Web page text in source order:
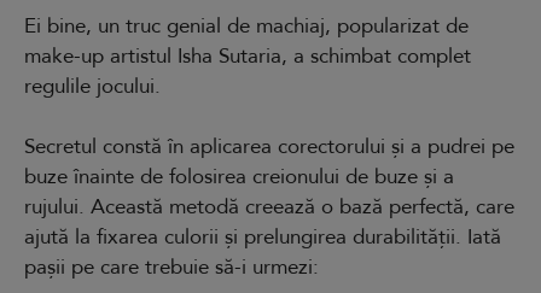
Ei bine, un truc genial de machiaj, popularizat de
make-up artistul Isha Sutaria, a schimbat complet
regulile jocului.
Secretul constă în aplicarea corectorului și a pudrei pe
buze înainte de folosirea creionului de buze și a
rujului. Această metodă creează o bază perfectă, care
ajută la fixarea culorii și prelungirea durabilității. Iată
pașii pe care trebuie să-i urmezi: